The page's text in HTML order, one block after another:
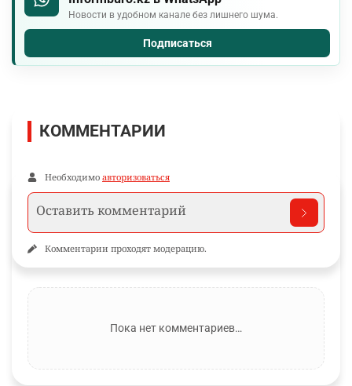
Новости в удобном канале без лишнего шума.
Подписаться
КОММЕНТАРИИ
Необходимо авторизоваться
Комментарии проходят модерацию.
Пока нет комментариев…